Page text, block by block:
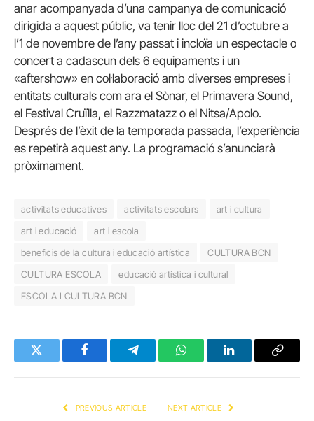
anar acompanyada d’una campanya de comunicació
dirigida a aquest públic, va tenir lloc del 21 d’octubre a
l’1 de novembre de l’any passat i incloïa un espectacle o
concert a cadascun dels 6 equipaments i un
«aftershow» en col·laboració amb diverses empreses i
entitats culturals com ara el Sònar, el Primavera Sound,
el Festival Cruïlla, el Razzmatazz o el Nitsa/Apolo.
Després de l’èxit de la temporada passada, l’experiència
es repetirà aquest any. La programació s’anunciarà
pròximament.
activitats educatives activitats escolars
art i cultura
art i educació
art i escola
beneficis de la cultura i educació artística
CULTURA BCN
CULTURA ESCOLA
educació artística i cultural
ESCOLA I CULTURA BCN
Twitter FacebookTelegramWhatsAppLinkedInCopy
PREVIOUS ARTICLE NEXT ARTICLE